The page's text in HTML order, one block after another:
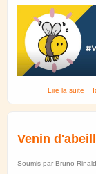
Lire la suite
Venin
Soumis par Bruno